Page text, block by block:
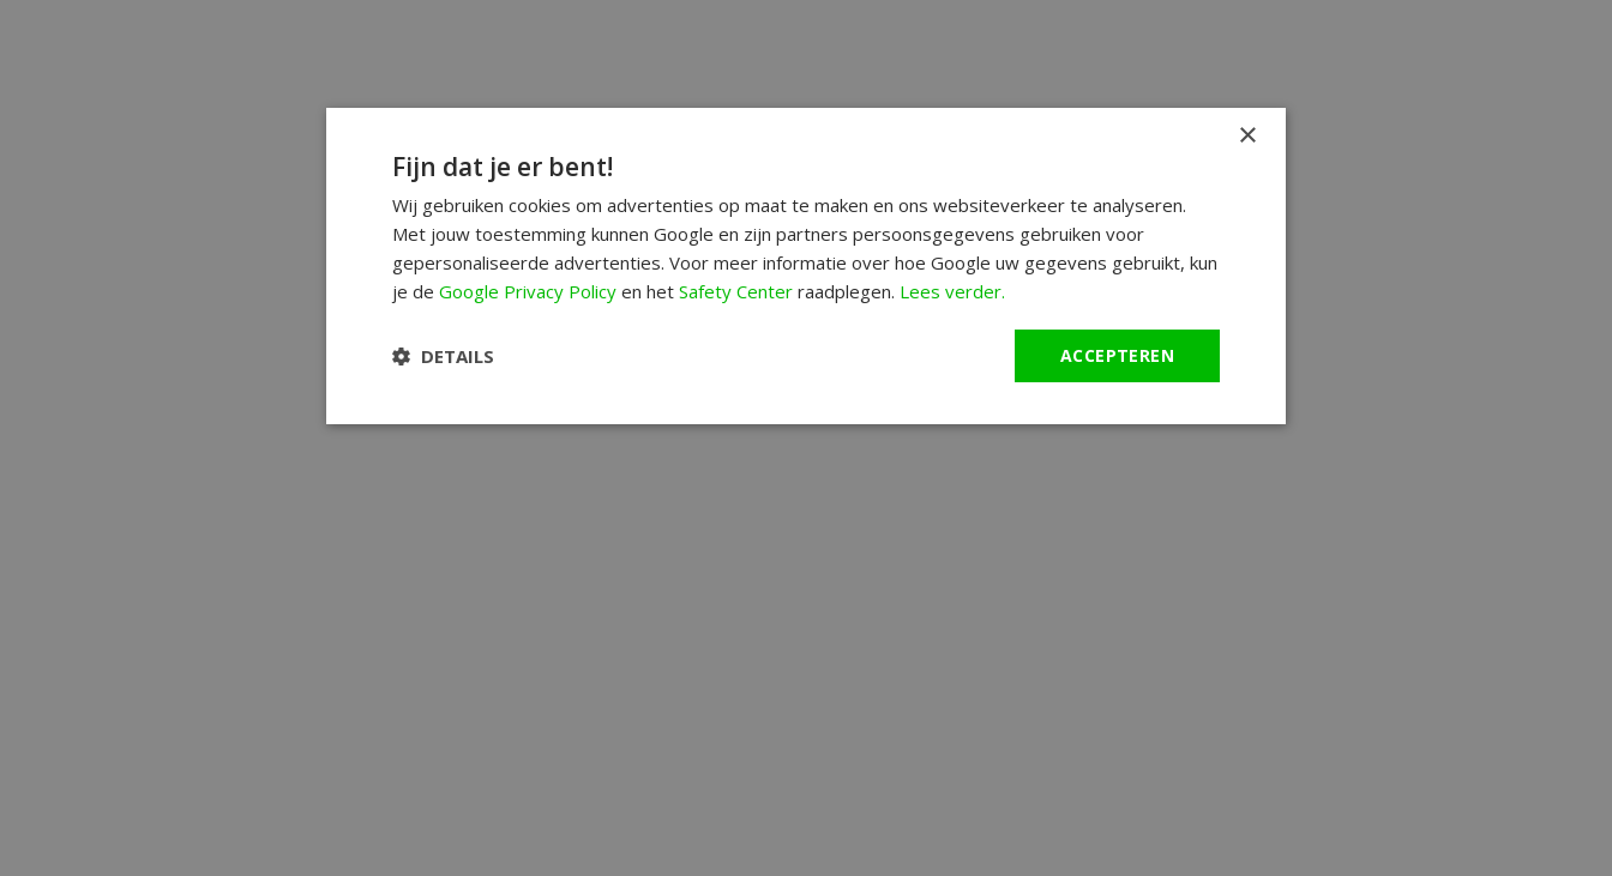
×
Fijn dat je er bent!
Wij gebruiken cookies om advertenties op maat te maken en ons websiteverkeer te analyseren.
Met jouw toestemming kunnen Google en zijn partners persoonsgegevens gebruiken voor
gepersonaliseerde advertenties. Voor meer informatie over hoe Google uw gegevens gebruikt, kun
je de Google Privacy Policy en het Safety Center raadplegen. Lees verder.
ACCEPTEREN
DETAILS